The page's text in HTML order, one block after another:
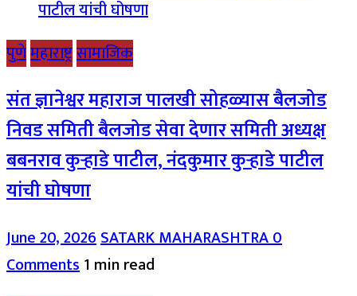
पुणेमहाराष्ट्रसामाजिक
संत ज्ञानेश्वर महाराज पालखी सोहळ्यास बैलजोड
निवड समिती बैलजोड सेवा देणार समिती अध्यक्ष
बबनराव कुऱ्हाडे पाटील, नंदकुमार कुऱ्हाडे पाटील
यांची घोषणा
June 20, 2026SATARK MAHARASHTRA0
Comments1 min read